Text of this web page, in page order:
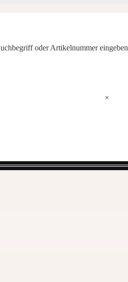
oder Artikelnummer eingeben
×